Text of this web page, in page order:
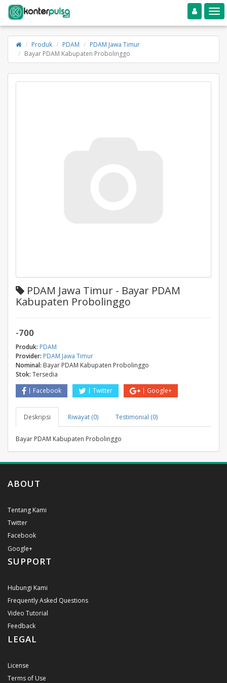
Toggle navigation
Produk PDAM
PDAM Jawa Timur
Bayar PDAM Kabupaten Probolinggo
PDAM Jawa Timur - Bayar PDAM
Kabupaten Probolinggo
-700
Produk: PDAM
Provider: PDAM Jawa Timur
Nominal: Bayar PDAM Kabupaten Probolinggo
Stok: Tersedia
Facebook
Twitter Google+
Deskripsi Riwayat (0) Testimonial (0)
Bayar PDAM Kabupaten Probolinggo
ABOUT
Tentang Kami
Twitter
Facebook
Google+
SUPPORT
Hubungi Kami
Frequently Asked Questions
Video Tutorial
Feedback
LEGAL
License
Terms of Use